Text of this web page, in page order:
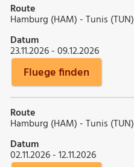
Route
Hamburg (HAM) - Tunis (TUN)
Datum
23.11.2026 - 09.12.2026
Fluege finden
Route
Hamburg (HAM) - Tunis (TUN)
Datum
02.11.2026 - 12.11.2026